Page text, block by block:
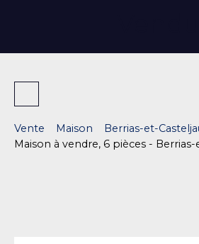
Vente Maison
Berrias-et-
Maison à vendre, 6 pièces -